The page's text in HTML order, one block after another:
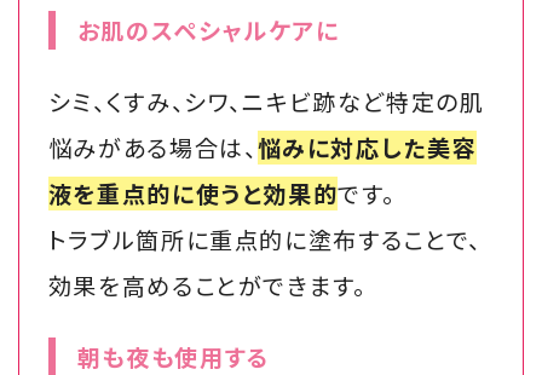
お肌のスペシャルケアに
シミ、くすみ、シワ、ニキビ跡など特定の肌
悩みがある場合は、悩みに対応した美容
液を重点的に使うと効果的です。
トラブル箇所に重点的に塗布することで、
効果を高めることができます。
朝も夜も使用する